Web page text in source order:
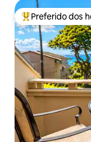
Entre os
Preferido dos